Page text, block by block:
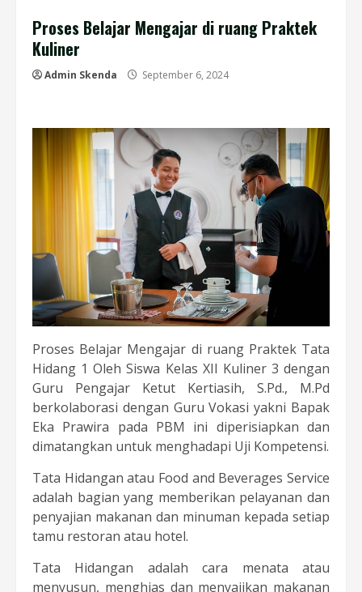
Proses Belajar Mengajar di ruang Praktek
Kuliner
Admin Skenda September 6, 2024
Proses Belajar Mengajar di ruang Praktek Tata
Hidang 1 Oleh Siswa Kelas XII Kuliner 3 dengan
Guru Pengajar Ketut Kertiasih, S.Pd., M.Pd
berkolaborasi dengan Guru Vokasi yakni Bapak
Eka Prawira pada PBM ini diperisiapkan dan
dimatangkan untuk menghadapi Uji Kompetensi.
Tata Hidangan atau Food and Beverages Service
adalah bagian yang memberikan pelayanan dan
penyajian makanan dan minuman kepada setiap
tamu restoran atau hotel.
Tata Hidangan adalah cara menata atau
menyusun, menghias dan menyajikan makanan